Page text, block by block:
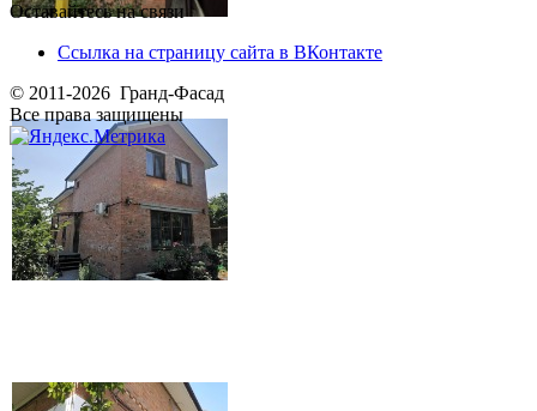
Оставайтесь на связи
Ссылка на страницу сайта в ВКонтакте
© 2011-2026 Гранд-Фасад
Все права защищены